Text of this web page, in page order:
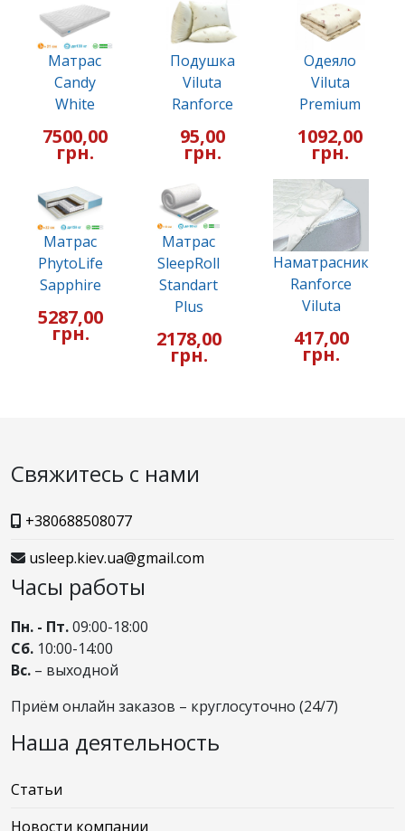
Матрас
Candy
White
7500,00
грн.
Подушка
Viluta
Ranforce
95,00
грн.
Одеяло
Viluta
Premium
1092,00
грн.
Матрас
PhytoLife
Sapphire
5287,00
грн.
Матрас
SleepRoll
Standart
Plus
2178,00
грн.
Наматрасник
Ranforce
Viluta
417,00
грн.
Свяжитесь с нами
+380688508077
usleep.kiev.ua@gmail.com
Часы работы
Пн. - Пт.09:00-18:00
Сб. 10:00-14:00
Вс. – выходной
Приём онлайн заказов – круглосуточно (24/7)
Наша деятельность
Статьи
Новости компании